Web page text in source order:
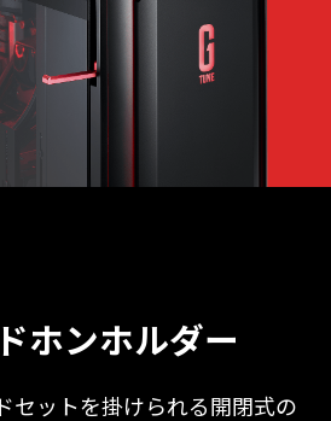
ホンホルダー
セットを掛けられる開閉式の